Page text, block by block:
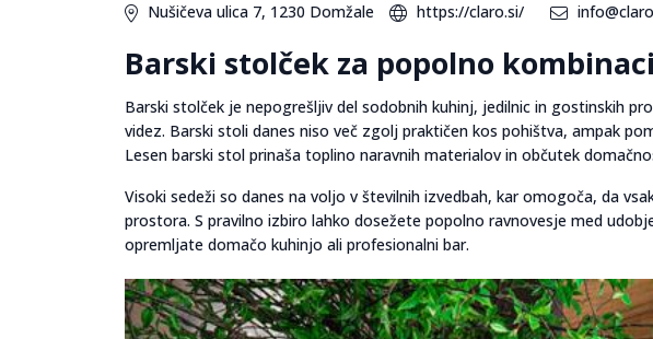
Nušičeva ulica 7, 1230 Domžale https://claro.si/
Barski stolček za popolno
Barski stolček je nepogrešljiv del sodobnih kuhinj, jedilnic in gostinskih
videz. Barski stoli danes niso več zgolj praktičen kos pohištva, ampak
Lesen barski stol prinaša toplino naravnih materialov in občutek
Visoki sedeži so danes na voljo v številnih izvedbah, kar omogoča, da
prostora. S pravilno izbiro lahko dosežete popolno ravnovesje med
opremljate domačo kuhinjo ali profesionalni bar.